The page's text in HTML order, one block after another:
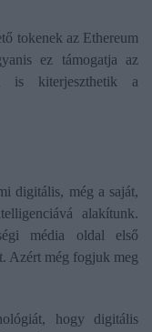
tokenek az Ethereum
ez támogatja az
is kiterjeszthetik a
digitális, még a saját,
alakítunk.
média oldal első
Azért még fogjuk meg
hogy digitális